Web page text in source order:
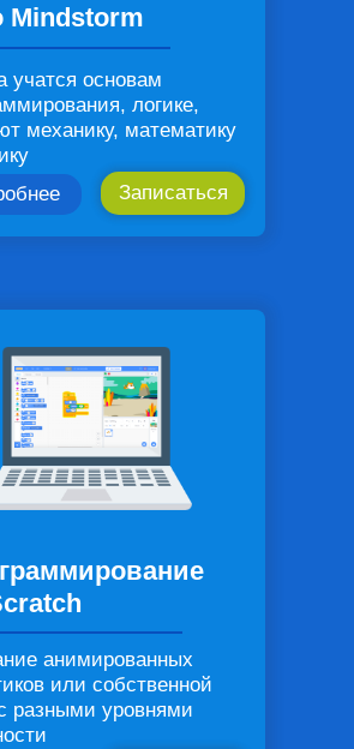
Mindstorm
учатся основам
логике,
механику, математику
Записаться
анимированных
или собственной
разными уровнями